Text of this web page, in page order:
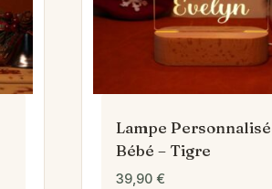
Lampe
Bébé – Tigre
39,90 €